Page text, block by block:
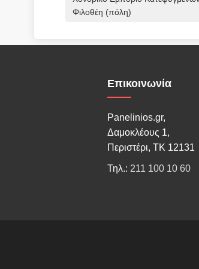
Φιλοθέη (πόλη)
Επικοινωνία
Panelinios.gr,
Δαμοκλέους 1,
Περιστέρι, ΤΚ 12131
Τηλ.: 211 100 10 60